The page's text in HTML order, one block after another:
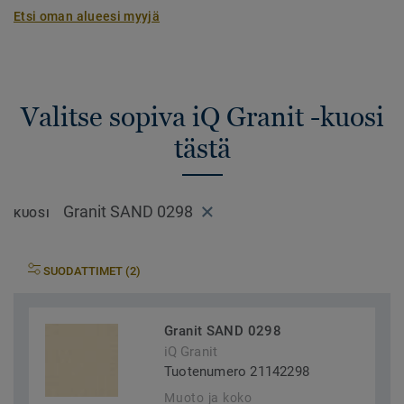
Etsi oman alueesi myyjä
Valitse sopiva iQ Granit -kuosi
tästä
KUOSI Granit SAND 0298
SUODATTIMET (2)
Granit SAND 0298
iQ Granit
Tuotenumero 21142298
Muoto ja koko